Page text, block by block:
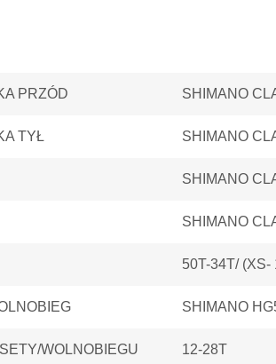
PRZÓD SHIMANO
TYŁ SHIMANO
SHIMANO
SHIMANO
50T-34T/ (XS-
SHIMANO
WOLNOBIEGU 12-28T